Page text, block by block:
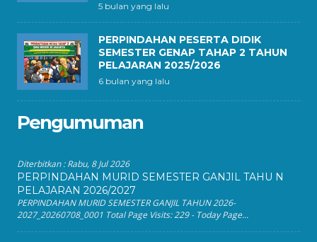
5 bulan yang lalu
PERPINDAHAN PESERTA DIDIK
SEMESTER GENAP TAHAP 2 TAHUN
PELAJARAN 2025/2026
6 bulan yang lalu
Pengumuman
Diterbitkan :Rabu, 8 Jul 2026
PERPINDAHAN MURID SEMESTER GANJIL TAHU N
PELAJARAN 2026/2027
PERPINDAHAN MURID SEMESTER GANJIL TAHUN 2026-
2027_20260708_0001 Total Page Visits: 229 - Today Page...